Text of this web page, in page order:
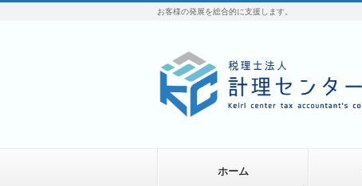
お客様の発展を総合的に支援します。
ホーム